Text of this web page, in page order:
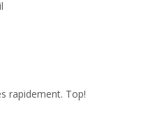
rapidement. Top!